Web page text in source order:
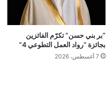
“بر بني حسن” تكرّم الفائزين
بجائزة “رواد العمل التطوعي 4”
7 أغسطس، 2026